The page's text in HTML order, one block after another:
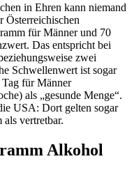
in Ehren kann niemand
Österreichischen
für Männer und 70
Das entspricht bei
zwei
Schwellenwert ist sogar
für Männer
als „gesunde Menge“.
USA: Dort gelten sogar
vertretbar.
Alkohol